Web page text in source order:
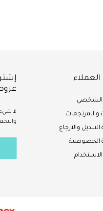
الشخصي
و المرتجعات
والارجاع
الخصوصية
لا